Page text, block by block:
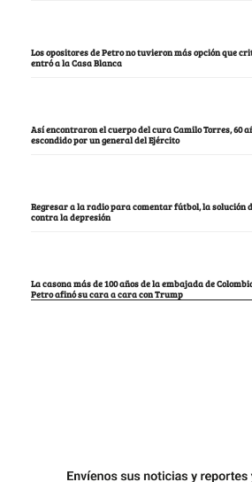
Los opositores de Petro no tuvieron más opción que
entró a la Casa Blanca
Así encontraron el cuerpo del cura Camilo Torres, 60
escondido por un general del Ejército
Regresar a la radio para comentar fútbol, la solución
contra la depresión
La casona más de 100 años de la embajada de
Petro afinó su cara a cara con Trump